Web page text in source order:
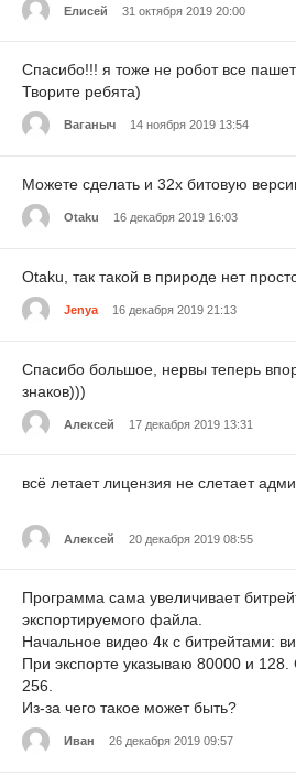
Елисей 31 октября 2019 20:00
Спасибо!!! я тоже не робот все
Творите ребята)
Ваганыч 14 ноября 2019 13:54
Можете сделать и 32х битовую
Otaku 16 декабря 2019 16:03
Otaku, так такой в природе нет
Jenya 16 декабря 2019 21:13
Спасибо большое, нервы теперь
знаков)))
Алексей 17 декабря 2019 13:31
всё летает лицензия не слетает
Алексей 20 декабря 2019 08:55
Программа сама увеличивает
экспортируемого файла.
Начальное видео 4к с битрейтами:
При экспорте указываю 80000 и
256.
Из-за чего такое может быть?
Иван 26 декабря 2019 09:57